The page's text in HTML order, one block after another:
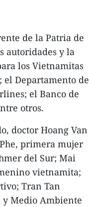
de la Patria de
autoridades y la
los Vietnamitas
Departamento de
el Banco de
otros.
doctor Hoang Van
primera mujer
del Sur; Mai
vietnamita;
Tran Tan
Medio Ambiente